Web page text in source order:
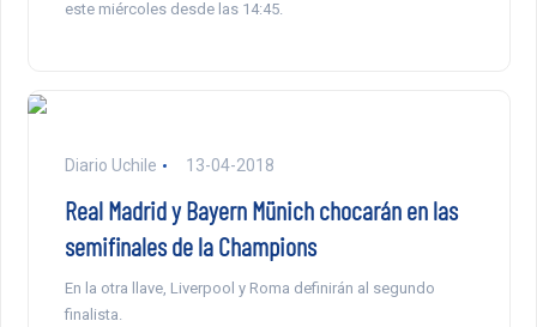
este miércoles desde las 14:45.
Diario Uchile 13-04-2018
Real Madrid y Bayern Münich chocarán en las
semifinales de la Champions
En la otra llave, Liverpool y Roma definirán al segundo
finalista.